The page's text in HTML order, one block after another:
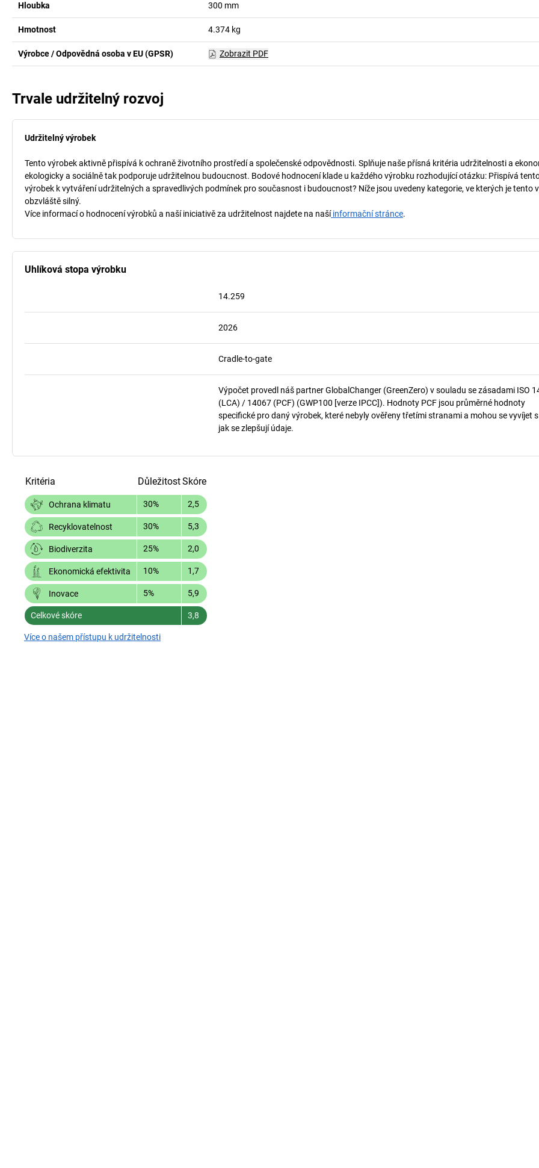
Hloubka 300 mm
Hmotnost 4.374 kg
Výrobce / Odpovědná osoba v EU (GPSR) Zobrazit PDF
Trvale udržitelný rozvoj
Udržitelný výrobek
Tento výrobek aktivně přispívá k ochraně životního prostředí a společenské odpovědnosti. Splňuje naše přísná kritéria udržitelnosti a
ekologicky a sociálně tak podporuje udržitelnou budoucnost. Bodové hodnocení klade u každého výrobku rozhodující otázku: Přispívá
výrobek k vytváření udržitelných a spravedlivých podmínek pro současnost i budoucnost? Níže jsou uvedeny kategorie, ve kterých je tento
obzvláště silný.
Více informací o hodnocení výrobků a naší iniciativě za udržitelnost najdete na našíinformační stránce.
Uhlíková stopa výrobku
14.259
2026
Cradle-to-gate
Výpočet provedl náš partner GlobalChanger (GreenZero) v souladu se zásadami ISO
(LCA) / 14067 (PCF) (GWP100 [verze IPCC]). Hodnoty PCF jsou průměrné hodnoty
specifické pro daný výrobek, které nebyly ověřeny třetími stranami a mohou se vyvíjet
jak se zlepšují údaje.
Kritéria DůležitostSkóre
Ochrana klimatu 30% 2,5
Recyklovatelnost 30% 5,3
Biodiverzita 25% 2,0
Ekonomická efektivita 10% 1,7
Inovace 5% 5,9
Celkové skóre 3,8
Více o našem přístupu k udržitelnosti